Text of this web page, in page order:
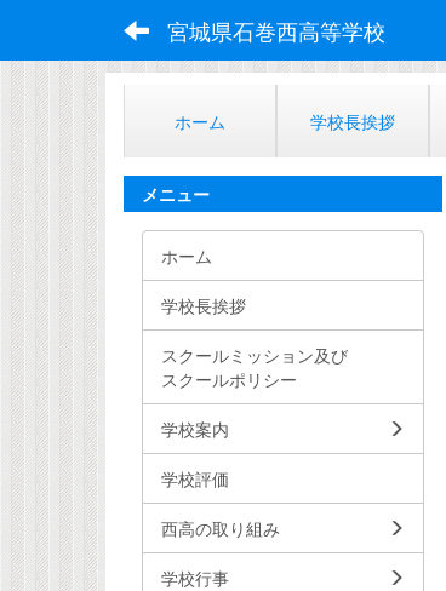
宮城県石巻西高等学校
ホーム 学校長挨拶
メニュー
ホーム
学校長挨拶
スクールミッション及び
スクールポリシー
学校案内
学校評価
西高の取り組み
学校行事